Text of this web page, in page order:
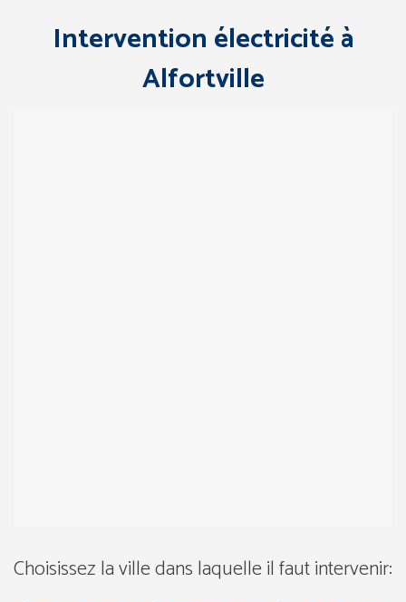
Intervention électricité à
Alfortville
Choisissez la ville dans laquelle il faut intervenir: